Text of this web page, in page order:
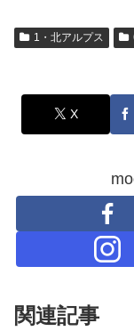
1・北アルプス
X
関連記事